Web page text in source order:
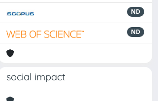
ND
ND
social impact